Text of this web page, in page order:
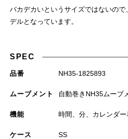
バカデカいというサイズではないの
デルとなっています。
SPEC
品番 NH35-1825893
ムーブメント 自動巻きNH35ムーブ
機能 時間、分、カレンダ
ケース SS